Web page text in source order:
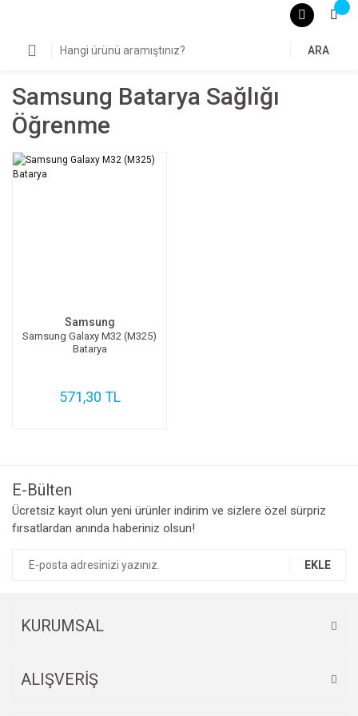
ARA
Samsung Batarya Sağlığı
Öğrenme
Samsung
Samsung Galaxy M32 (M325)
Batarya
571,30 TL
E-Bülten
Ücretsiz kayıt olun yeni ürünler indirim ve sizlere özel sürpriz
fırsatlardan anında haberiniz olsun!
EKLE
KURUMSAL
ALIŞVERİŞ